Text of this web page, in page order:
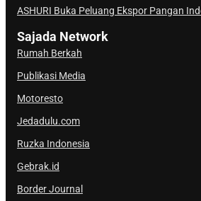
j
d
a
ASHURI Buka Peluang Ekspor Pangan
Sajada Network
Rumah Berkah
Publikasi Media
Motoresto
Jedadulu.com
Ruzka Indonesia
Gebrak.id
Border Journal